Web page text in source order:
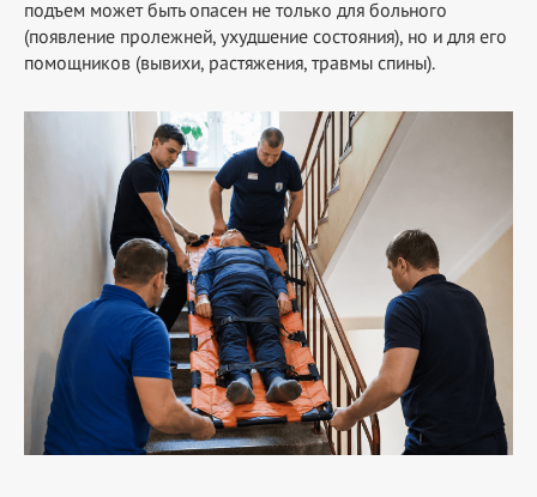
подъем может быть опасен не только для больного
(появление пролежней, ухудшение состояния), но и для его
помощников (вывихи, растяжения, травмы спины).